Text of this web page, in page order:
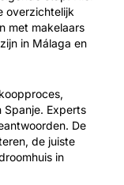
overzichtelijk
met makelaars
in Málaga en
Spanje. Experts
De
de juiste
in